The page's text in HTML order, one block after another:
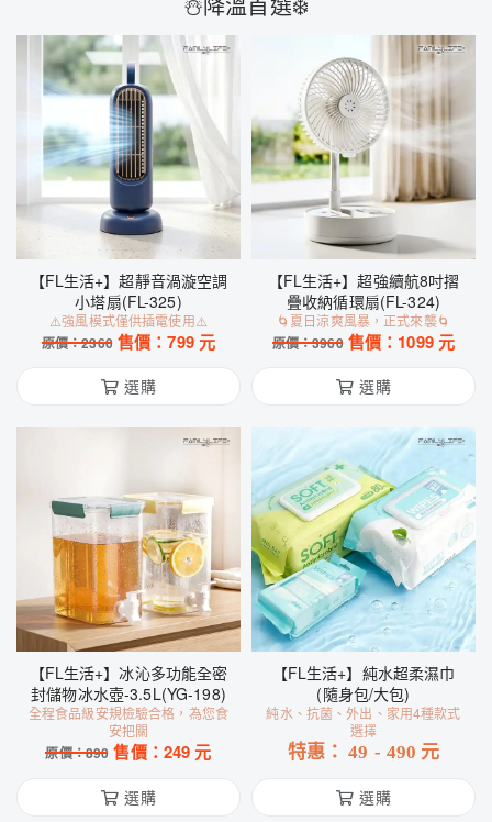
【FL生活+】超靜音渦漩空調
小塔扇(FL-325)
⚠️強風模式僅供插電使用⚠️
原價：2360 售價：799元
選購
【FL生活+】超強續航8吋摺
疊收納循環扇(FL-324)
🌀夏日涼爽風暴，正式來襲🌀
原價：3960 售價： 1099元
選購
【FL生活+】冰沁多功能全密
封儲物冰水壺-3.5L(YG-198)
全程食品級安規檢驗合格，為您食
安把關
原價：890 售價： 249元
選購
【FL生活+】純水超柔濕巾
(隨身包/大包)
純水、抗菌、外出、家用4種款式
選擇
特惠：49 - 490 元
選購